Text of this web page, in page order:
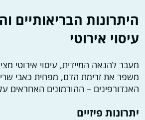
היתרונות הבריאותיים
עיסוי אירוטי
מעבר להנאה המיידית, עיסוי אירוטי
משפר את זרימת הדם, מפחית כאבי
האנדורפינים – ההורמונים האחראים
יתרונות פיזיים